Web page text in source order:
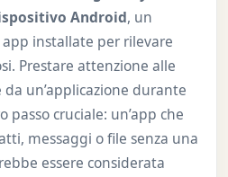
Android, un
app installate per rilevare
Prestare attenzione alle
un’applicazione durante
passo cruciale: un’app che
messaggi o file senza una
essere considerata